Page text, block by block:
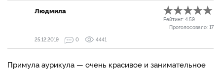
Людмила
Рейтинг: 4.59
Проголосовало: 17
25.12.2019
0 4441
Примула аурикула — очень красивое и занимательное